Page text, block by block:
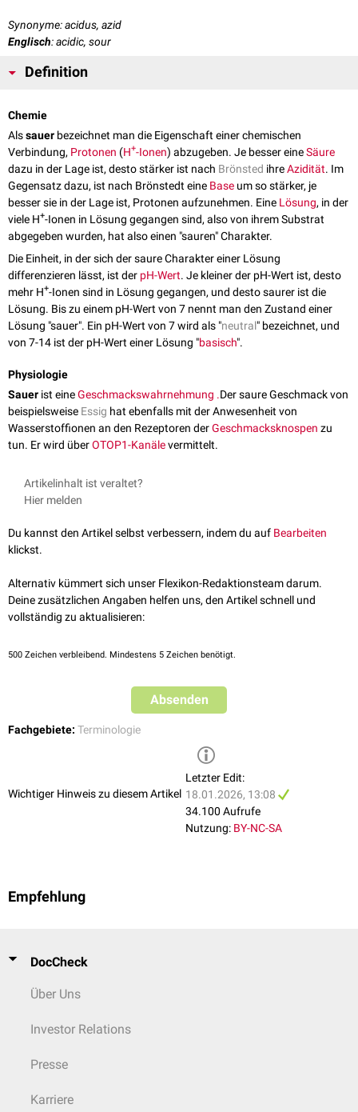
Synonyme: acidus, azid
Englisch: acidic, sour
Definition
Chemie
Alssauer bezeichnet man die Eigenschaft einer chemischen
Verbindung, Protonen (H+-Ionen) abzugeben. Je besser eineSäure
dazu in der Lage ist, desto stärker ist nach Brönsted ihreAzidität. Im
Gegensatz dazu, ist nach Brönstedt eine Base um so stärker, je
besser sie in der Lage ist, Protonen aufzunehmen. Eine Lösung, in der
viele H+-Ionen in Lösung gegangen sind, also von ihrem Substrat
abgegeben wurden, hat also einen "sauren" Charakter.
Die Einheit, in der sich der saure Charakter einer Lösung
differenzieren lässt, ist der pH-Wert. Je kleiner der pH-Wert ist, desto
mehr H+-Ionen sind in Lösung gegangen, und desto saurer ist die
Lösung. Bis zu einem pH-Wert von 7 nennt man den Zustand einer
Lösung "sauer". Ein pH-Wert von 7 wird als "neutral" bezeichnet, und
von 7-14 ist der pH-Wert einer Lösung "basisch".
Physiologie
Sauer ist eineGeschmackswahrnehmung .Der saure Geschmack von
beispielsweise Essig hat ebenfalls mit der Anwesenheit von
Wasserstoffionen an den Rezeptoren derGeschmacksknospen zu
tun. Er wird überOTOP1-Kanälevermittelt.
Artikelinhalt ist veraltet?
Hier melden
Du kannst den Artikel selbst verbessern, indem du auf Bearbeiten
klickst.
Alternativ kümmert sich unser Flexikon-Redaktionsteam darum.
Deine zusätzlichen Angaben helfen uns, den Artikel schnell und
vollständig zu aktualisieren:
500 Zeichen verbleibend. Mindestens 5 Zeichen benötigt.
Absenden
Fachgebiete: Terminologie
Wichtiger Hinweis zu diesem Artikel
Letzter Edit:
18.01.2026, 13:08
34.100 Aufrufe
Nutzung: BY-NC-SA
Empfehlung
DocCheck
Über Uns
Investor Relations
Presse
Karriere